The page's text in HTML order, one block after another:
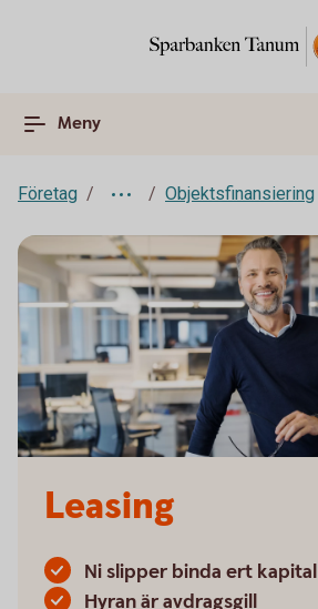
Meny
Företag Objektsfinansiering
Leasing
Ni slipper binda ert kapital
Hyran är avdragsgill